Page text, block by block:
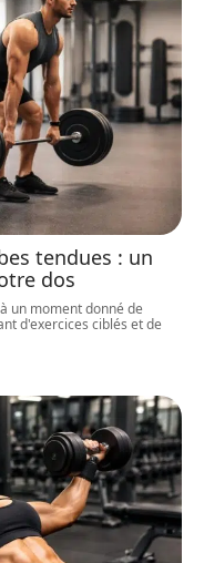
tendues : un
dos
un moment donné de
d'exercices ciblés et de